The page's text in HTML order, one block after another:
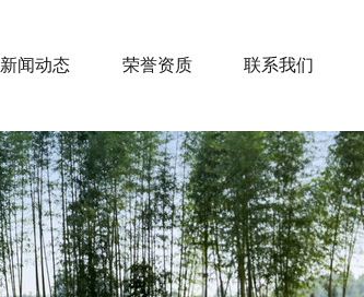
新闻动态 荣誉资质 联系我们